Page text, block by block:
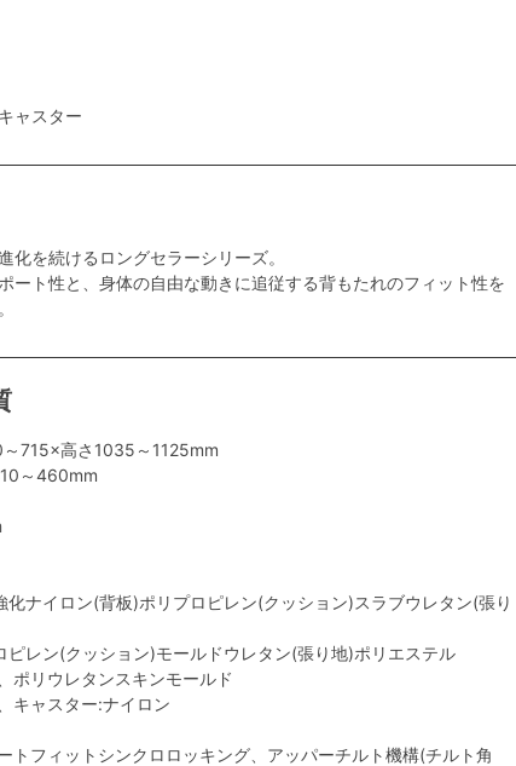
ャスター
化を続けるロングセラーシリーズ。
ート性と、身体の自由な動きに追従する背もたれのフィット性を
715×高さ1035～1125mm
～460mm
ナイロン(背板)ポリプロピレン(クッション)スラブウレタン(張り
レン(クッション)モールドウレタン(張り地)ポリエステル
ポリウレタンスキンモールド
キャスター:ナイロン
トフィットシンクロロッキング、アッパーチルト機構(チルト角